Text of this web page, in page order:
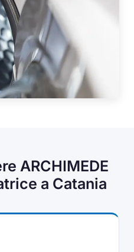
ARCHIMEDE
a Catania